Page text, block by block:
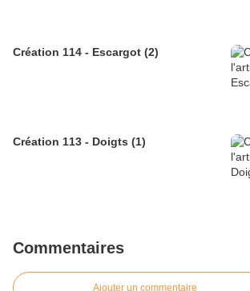
Création 114 - Escargot (2)
Création 113 - Doigts (1)
Commentaires
Ajouter un commentaire